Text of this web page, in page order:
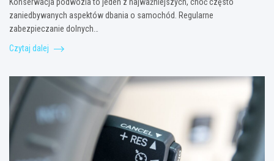
zaniedbywanych aspektów dbania o samochód. Regularne
zabezpieczanie dolnych…
Czytaj dalej